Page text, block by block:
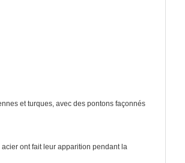
et turques, avec des pontons façonnés
ont fait leur apparition pendant la